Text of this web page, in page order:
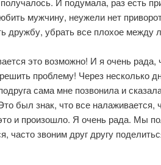
мужчину, неужели нет
дружбу, убрать все плохое между
это возможно! И я очень рада,
проблему! Через несколько
сама мне позвонила и
был знак, что все налаживается,
и произошло. Я очень рада. Мы
часто звоним друг другу